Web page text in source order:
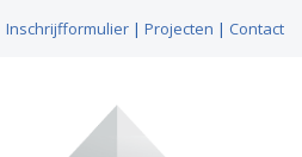
Inschrijfformulier | Projecten | Contact